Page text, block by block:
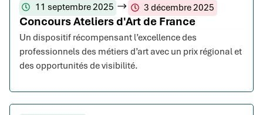
11 septembre 2025 3 décembre 2025
Concours Ateliers d'Art de France
Un dispositif récompensant l’excellence des
professionnels des métiers d’art avec un prix régional et
des opportunités de visibilité.